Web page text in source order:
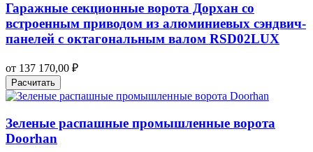
Гаражные секционные ворота Дорхан со
встроенным приводом из алюминиевых сэндвич-
панелей с октагональным валом RSD02LUX
от 137 170,00 ₽
Расчитать
Зеленые распашные промышленные ворота
Doorhan